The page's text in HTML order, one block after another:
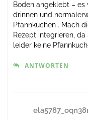
Boden angeklebt –
drinnen und
Pfannkuchen . Mach
Rezept integrieren,
leider keine
ANTWORTEN